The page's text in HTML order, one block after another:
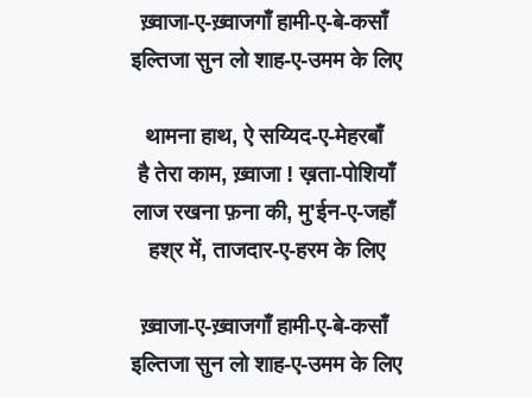
ख़्वाजा-ए-ख़्वाजगाँ हामी-ए-बे-कसाँ
इल्तिजा सुन लो शाह-ए-उमम के लिए
थामना हाथ, ऐ सय्यिद-ए-मेहरबाँ
है तेरा काम, ख़्वाजा ! ख़ता-पोशियाँ
लाज रखना फ़ना की, मु'ईन-ए-जहाँ
हश्र में, ताजदार-ए-हरम के लिए
ख़्वाजा-ए-ख़्वाजगाँ हामी-ए-बे-कसाँ
इल्तिजा सुन लो शाह-ए-उमम के लिए